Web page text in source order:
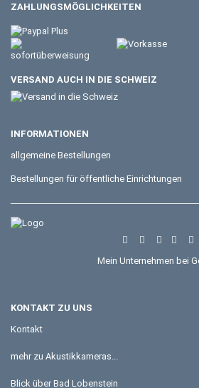
ZAHLUNGSMÖGLICHKEITEN
VERSAND AUCH IN DIE SCHWEIZ
INFORMATIONEN
allgemeine Bestellungen
Bestellungen für öffentliche Einrichtungen
Mein Unternehmen bei
KONTAKT ZU UNS
Kontakt
mehr zu Akustikkameras...
Blick über Bad Lobenstein